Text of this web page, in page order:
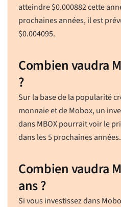
atteindre$0.000882cette
prochaines années, il est
$0.004095.
Combien vaudra
?
Sur la base de la popularité
monnaie et de Mobox, un
dans MBOX pourrait voir le
dans les 5 prochaines années.
Combien vaudra
ans ?
Si vous investissez dans